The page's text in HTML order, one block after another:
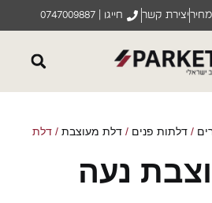
קשר חייגו | 0747009887
פנים/ דלת מעוצבת/ דלת
נעה